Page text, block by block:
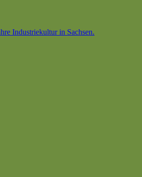
Industriekultur in Sachsen.